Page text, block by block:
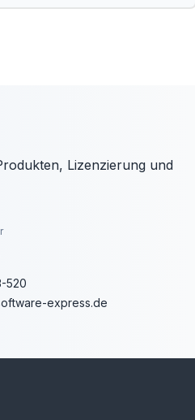
Lizenzierung und
520
express.de